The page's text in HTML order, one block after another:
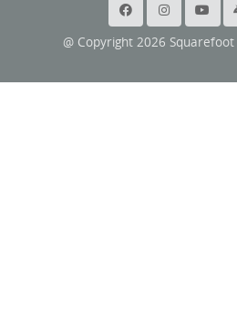
@ Copyright 2026